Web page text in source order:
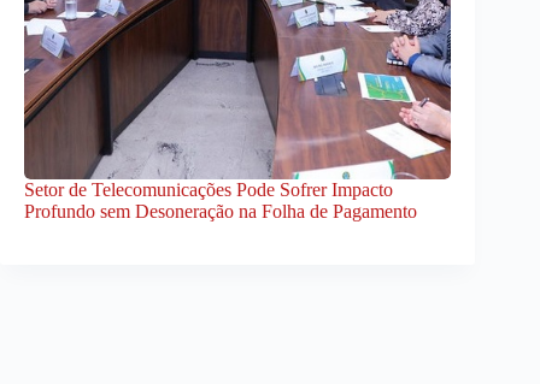
Setor de Telecomunicações Pode Sofrer Impacto
Profundo sem Desoneração na Folha de Pagamento